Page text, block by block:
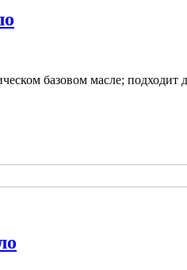
базовом масле;